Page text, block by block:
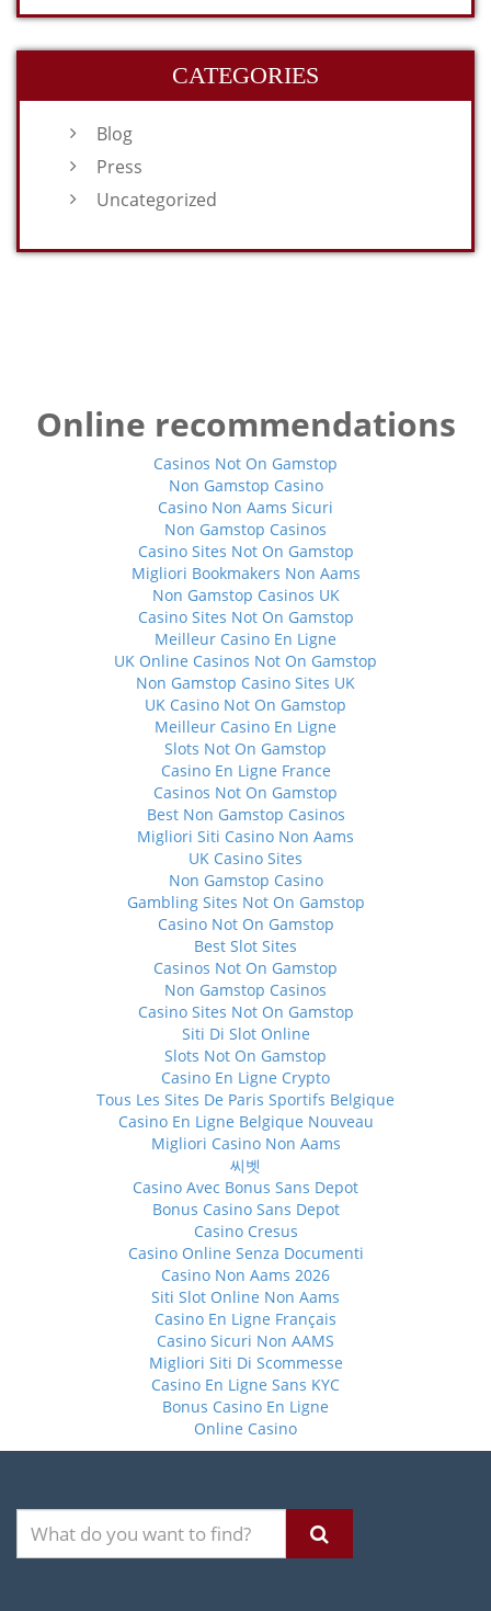
CATEGORIES
Blog
Press
Uncategorized
Online recommendations
Casinos Not On Gamstop
Non Gamstop Casino
Casino Non Aams Sicuri
Non Gamstop Casinos
Casino Sites Not On Gamstop
Migliori Bookmakers Non Aams
Non Gamstop Casinos UK
Casino Sites Not On Gamstop
Meilleur Casino En Ligne
UK Online Casinos Not On Gamstop
Non Gamstop Casino Sites UK
UK Casino Not On Gamstop
Meilleur Casino En Ligne
Slots Not On Gamstop
Casino En Ligne France
Casinos Not On Gamstop
Best Non Gamstop Casinos
Migliori Siti Casino Non Aams
UK Casino Sites
Non Gamstop Casino
Gambling Sites Not On Gamstop
Casino Not On Gamstop
Best Slot Sites
Casinos Not On Gamstop
Non Gamstop Casinos
Casino Sites Not On Gamstop
Siti Di Slot Online
Slots Not On Gamstop
Casino En Ligne Crypto
Tous Les Sites De Paris Sportifs Belgique
Casino En Ligne Belgique Nouveau
Migliori Casino Non Aams
씨벳
Casino Avec Bonus Sans Depot
Bonus Casino Sans Depot
Casino Cresus
Casino Online Senza Documenti
Casino Non Aams 2026
Siti Slot Online Non Aams
Casino En Ligne Français
Casino Sicuri Non AAMS
Migliori Siti Di Scommesse
Casino En Ligne Sans KYC
Bonus Casino En Ligne
Online Casino